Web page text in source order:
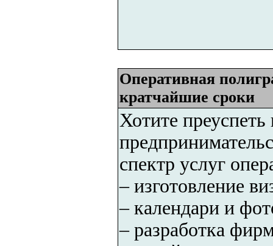
Оперативная
кратчайшие сроки
Хотите
спектр услуг
– изготовление
– календари и
– разработка